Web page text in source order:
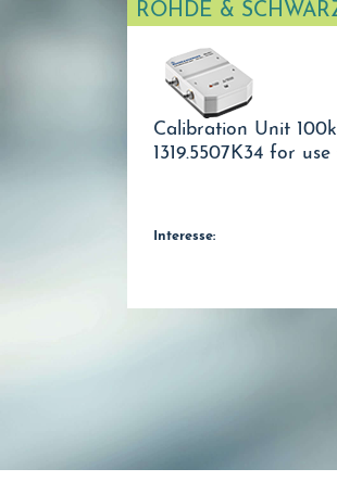
ROHDE &
Calibration Unit
1319.5507K34 for
Interesse: